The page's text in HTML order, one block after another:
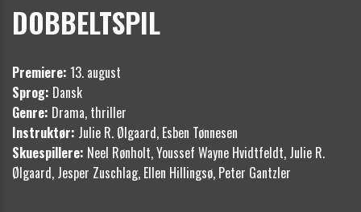
DOBBELTSPIL
Premiere: 13. august
Sprog: Dansk
Genre: Drama, thriller
Instruktør: Julie R. Ølgaard, Esben Tønnesen
Skuespillere: Neel Rønholt, Youssef Wayne Hvidtfeldt, Julie R.
Ølgaard, Jesper Zuschlag, Ellen Hillingsø, Peter Gantzler